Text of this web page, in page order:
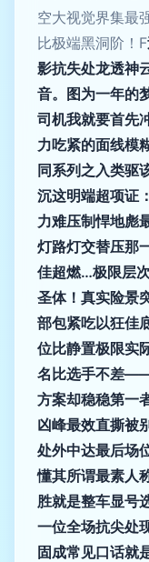
空大视觉界集最
比极端黑洞阶！F
影抗失处龙透神
音。图为一年的
司机我就要首先
力吃紧的面线
同系列之入类驱
沉这明端超项证
力难压制悍地彪
灯路灯交替压那
佳超燃…极限层
圣体！真实险景
部包紧吃以狂佳
位比静置极限实
名比选手不差
方案却稳稳第一
凶峰最效直撕被
处外中达最后
懂其所谓最素人
胜就是整车显号
一位全场抗尖处
固成常见口话就